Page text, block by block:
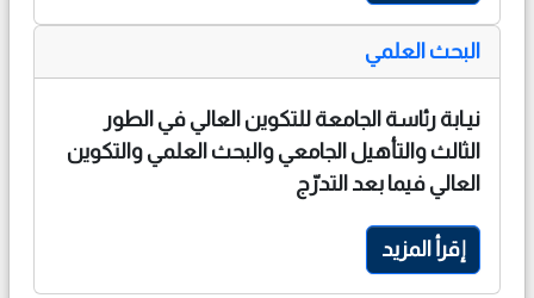
البحث العلمي
نيـابة رئاسة الجامعة للتكوين العالي في الطور
الثالث والتأهيل الجامعي والبحث العلمي والتكوين
العالي فيما بعد التدرّج
إقرأ المزيد